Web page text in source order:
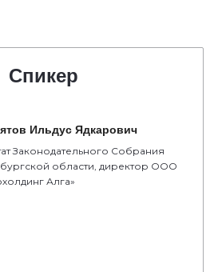
Спикер
Ильдус Ядкарович
Законодательного Собрания
области, директор ООО
Алга»